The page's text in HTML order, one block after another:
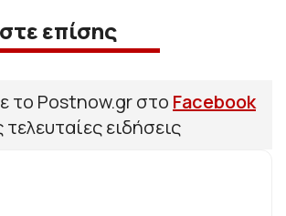
επίσης
το Postnow.gr στο Facebook
τελευταίες ειδήσεις